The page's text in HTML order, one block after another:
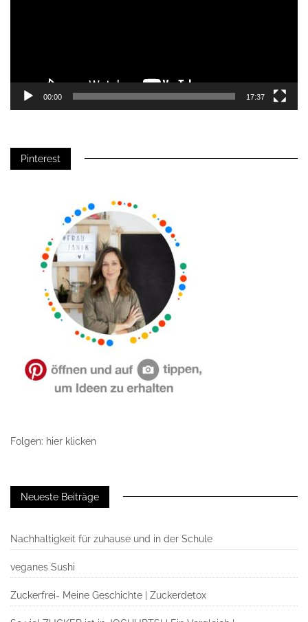
00:00 17:37
Pinterest
Folgen: hier klicken
Neueste Beiträge
Nachhaltigkeit für zuhause und in der Schule
veganes Sushi
Zuckerfrei- Meine Geschichte | Zuckerdetox